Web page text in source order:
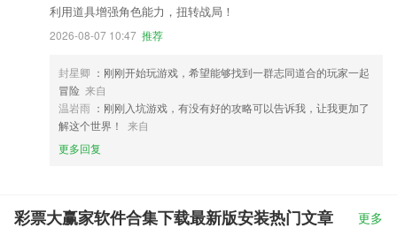
利用道具增强角色能力，扭转战局！
2026-08-07 10:47 推荐
封星卿 ：刚刚开始玩游戏，希望能够找到一群志同道合的玩家一起
冒险 来自
温岩雨 ：刚刚入坑游戏，有没有好的攻略可以告诉我，让我更加了
解这个世界！
来自
更多回复
彩票大赢家软件合集下载最新版安装热门文章 更多